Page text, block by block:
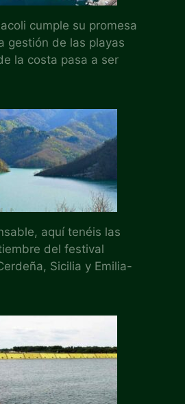
cumple su promesa
gestión de las playas
la costa pasa a ser
aquí tenéis las
del festival
Sicilia y Emilia-